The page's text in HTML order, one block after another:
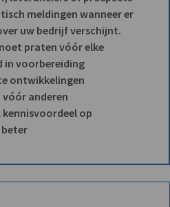
meldingen wanneer er
uw bedrijf verschijnt.
praten vóór elke
in voorbereiding
ontwikkelingen
anderen
op